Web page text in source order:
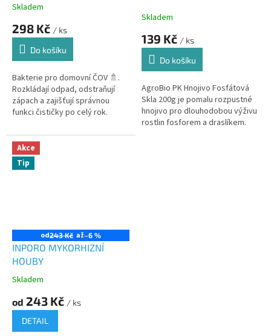
Průměrné
produktu
5,0
5
hvězdiček.
Skladem
298 Kč / ks
Do košíku
Bakterie pro domovní ČOV 🚿.
Rozkládají odpad, odstraňují
zápach a zajišťují správnou
funkci čističky po celý rok.
Skladem
139 Kč / ks
Do košíku
AgroBio PK Hnojivo Fosfátová
Skla 200g je pomalu rozpustné
hnojivo pro dlouhodobou výživu
rostlin fosforem a draslíkem.
Akce
Tip
od243 Kč až–6 %
INPORO MYKORHIZNÍ
HOUBY
Průměrné
produktu
Skladem
od 243 Kč / ks
DETAIL